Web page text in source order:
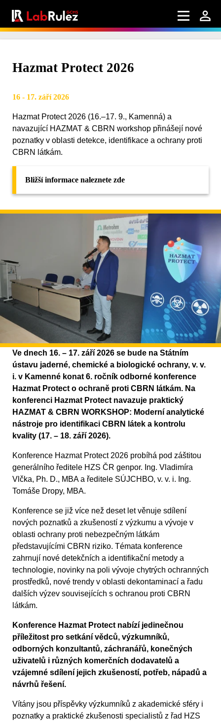
Hazmat Protect 2026
16 - 17. září 2026
Hazmat Protect 2026 (16.–17. 9., Kamenná) a
navazující HAZMAT & CBRN workshop přinášejí nové
poznatky v oblasti detekce, identifikace a ochrany proti
CBRN látkám.
Bližší informace naleznete zde
Ve dnech 16. – 17. září 2026 se bude na Státním
ústavu jaderné, chemické a biologické ochrany, v. v.
i. v Kamenné konat 6. ročník odborné konference
Hazmat Protect o ochraně proti CBRN látkám. Na
konferenci Hazmat Protect navazuje praktický
HAZMAT & CBRN WORKSHOP: Moderní analytické
nástroje pro identifikaci CBRN látek a kontrolu
kvality (17. – 18. září 2026).
Konference Hazmat Protect 2026 probíhá pod záštitou
generálního ředitele HZS ČR genpor. Ing. Vladimíra
Vlčka, Ph. D., MBA a ředitele SÚJCHBO, v. v. i. Ing.
Tomáše Dropy, MBA.
Konference se již více než deset let věnuje sdílení
nových poznatků a zkušeností z výzkumu a vývoje v
oblasti ochrany proti nebezpečným látkám
představujícími CBRN riziko. Témata konference
zahrnují nové detekčních a identifikační metody a
technologie, novinky na poli vývoje chytrých ochranných
prostředků, nové trendy v oblasti dekontaminací a řadu
dalších výzev souvisejících s ochranou proti CBRN
látkám.
Konference Hazmat Protect nabízí jedinečnou
příležitost pro setkání vědců, výzkumníků,
odborných konzultantů, záchranářů, konečných
uživatelů i různých komerčních dodavatelů a
vzájemné sdílení jejich zkušeností, potřeb, nápadů a
návrhů řešení.
Vítány jsou příspěvky výzkumníků z akademické sféry i
poznatky a praktické zkušenosti specialistů z řad HZS